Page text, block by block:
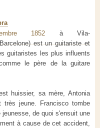
1852 à Vila-
est un guitariste et
guitaristes les plus influents
le père de la guitare
huissier, sa mère, Antonia
jeune. Francisco tombe
de quoi s'ensuit une
à cause de cet accident,